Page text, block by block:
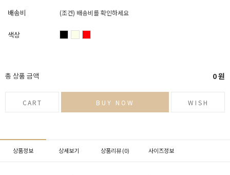
배송비 (조건) 배송비를 확인하세요
색상
총 상품 금액 0원
CART BUY NOW WISH
상품정보 상세보기 상품리뷰 (0) 사이즈정보